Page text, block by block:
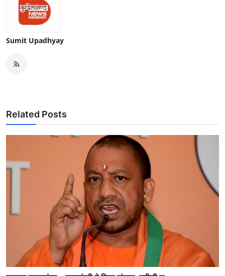
Sumit Upadhyay
Related Posts